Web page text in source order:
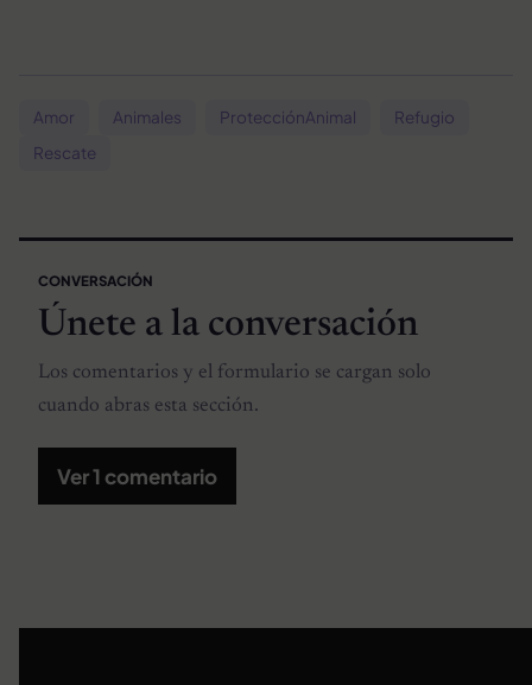
Amor Animales ProtecciónAnimal
Refugio
Rescate
CONVERSACIÓN
Únete a la conversación
Los comentarios y el formulario se cargan solo
cuando abras esta sección.
Ver 1 comentario